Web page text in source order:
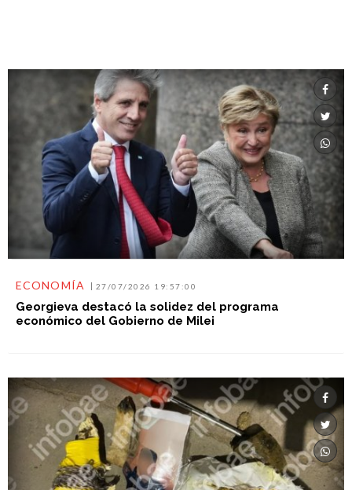
ECONOMÍA 27/07/2026 19:57:00
Georgieva destacó la solidez del programa
económico del Gobierno de Milei